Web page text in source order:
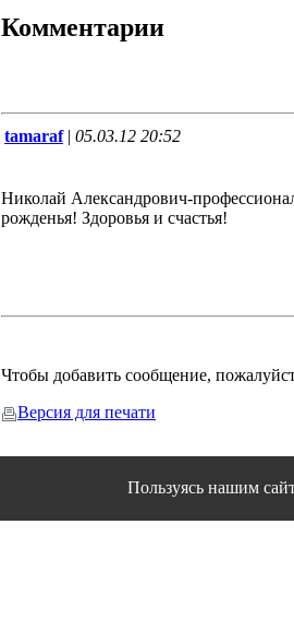
Комментарии
tamaraf| 05.03.12 20:52
Николай Александрович-
рожденья! Здоровья и счастья!
Чтобы добавить сообщение,
Версия для печати
Пользуясь нашим